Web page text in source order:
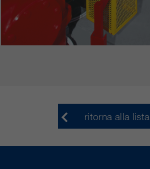
ritorna alla lista